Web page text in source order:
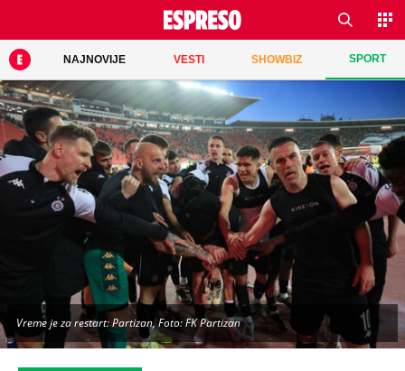
NAJNOVIJE VESTI SHOWBIZ SPORT
Vreme je za restart: Partizan, Foto: FK Partizan